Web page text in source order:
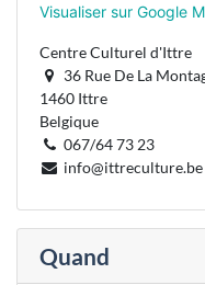
Visualiser sur Google
Centre Culturel d'Ittre
36 Rue De La
1460 Ittre
Belgique
067/64 73 23
info@ittreculture.be
Quand